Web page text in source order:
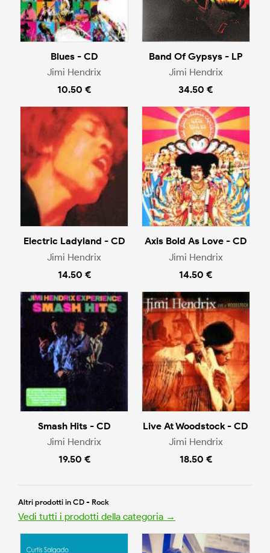
Blues - CD
Jimi Hendrix
10.50 €
Band Of Gypsys - LP
Jimi Hendrix
34.50 €
Electric Ladyland - CD
Jimi Hendrix
14.50 €
Axis Bold As Love - CD
Jimi Hendrix
14.50 €
Smash Hits - CD
Jimi Hendrix
19.50 €
Live At Woodstock - CD
Jimi Hendrix
18.50 €
Altri prodotti in CD - Rock
Vedi tutti i prodotti della categoria →